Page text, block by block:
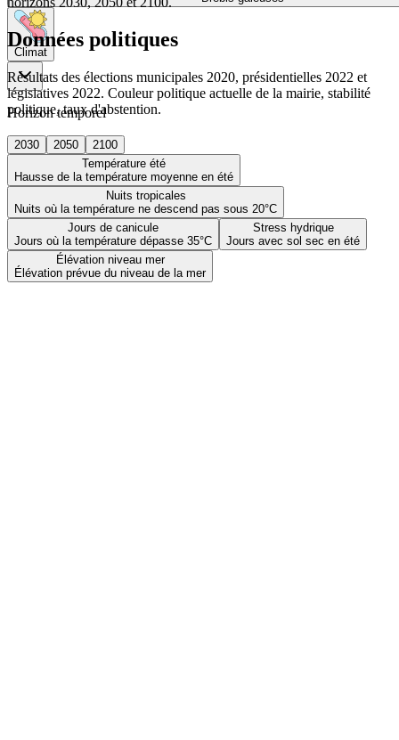
Climat
Horizon temporel
2030 2050
2100
Température été
Hausse de la température moyenne en été
Nuits tropicales
Nuits où la température ne descend pas sous 20°C
Jours de canicule
Jours où la température dépasse 35°C
Stress hydrique
Jours avec sol sec en été
Élévation niveau mer
Élévation prévue du niveau de la mer
Données politiques
Résultats des élections municipales 2020, présidentielles 2022 et
législatives 2022. Couleur politique actuelle de la mairie, stabilité
politique, taux d'abstention.